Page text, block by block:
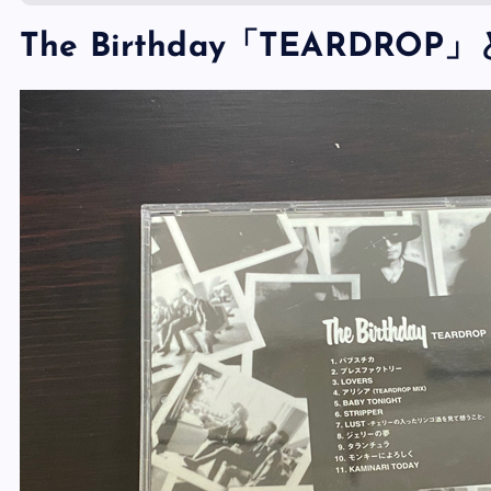
The Birthday「TEARDROP」